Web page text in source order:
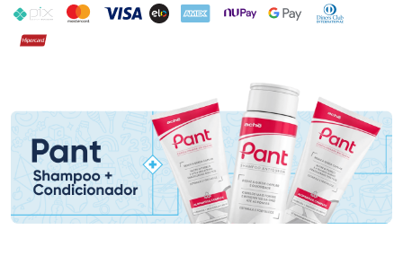
PIX MasterCard
VISA ELO AMEX NuPay Google PayDiners Club
Hipercard
Promoção em Destaque